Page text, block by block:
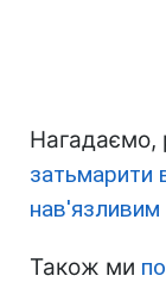
Нагадаємо,
затьмарити
нав'язливим
Також ми